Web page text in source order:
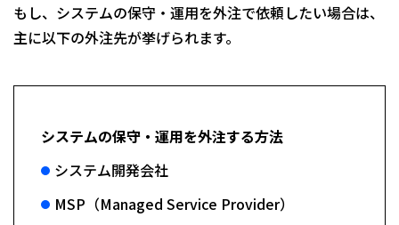
もし、システムの保守・運用を外注で依頼したい場合は、
主に以下の外注先が挙げられます。
システムの保守・運用を外注する方法
システム開発会社
MSP（Managed Service Provider）